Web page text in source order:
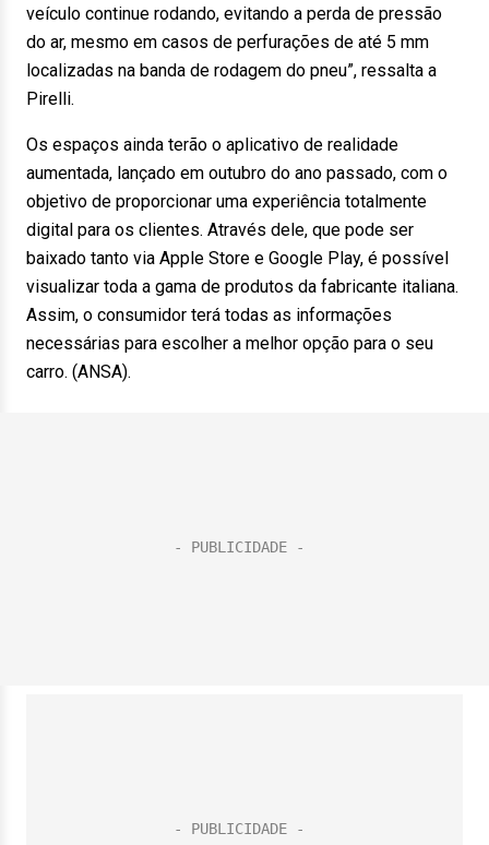
veículo continue rodando, evitando a perda de pressão
do ar, mesmo em casos de perfurações de até 5 mm
localizadas na banda de rodagem do pneu”, ressalta a
Pirelli.
Os espaços ainda terão o aplicativo de realidade
aumentada, lançado em outubro do ano passado, com o
objetivo de proporcionar uma experiência totalmente
digital para os clientes. Através dele, que pode ser
baixado tanto via Apple Store e Google Play, é possível
visualizar toda a gama de produtos da fabricante italiana.
Assim, o consumidor terá todas as informações
necessárias para escolher a melhor opção para o seu
carro. (ANSA).